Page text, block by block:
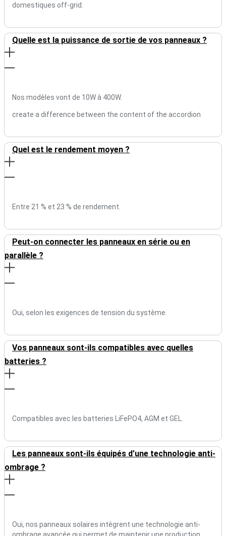
domestiques off-grid.
Quelle est la puissance de sortie de vos panneaux ?
Nos modèles vont de 10W à 400W.
create a difference between the content of the accordion
Quel est le rendement moyen ?
Entre 21 % et 23 % de rendement.
Peut-on connecter les panneaux en série ou en
parallèle ?
Oui, selon les exigences de tension du système.
Vos panneaux sont-ils compatibles avec quelles
batteries ?
Compatibles avec les batteries LiFePO4, AGM et GEL.
Les panneaux sont-ils équipés d’une technologie anti-
ombrage ?
Oui, nos panneaux solaires intègrent une technologie anti-